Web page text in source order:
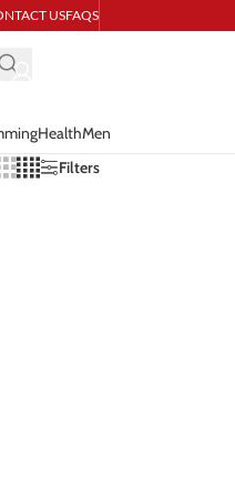
USFAQS
HealthMen
Filters